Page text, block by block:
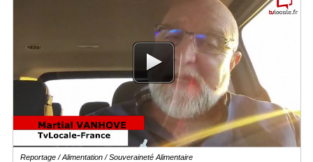
Reportage / Alimentation / Souveraineté Alimentaire